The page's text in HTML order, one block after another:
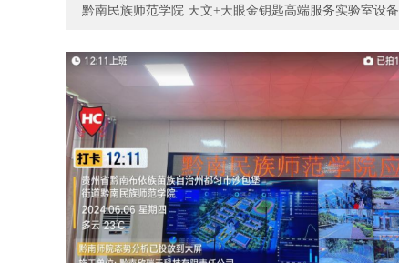
黔南民族师范学院 天文+天眼金钥匙高端服务实验室设备